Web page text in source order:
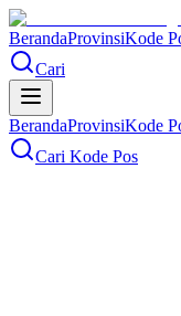
BerandaProvinsiKode
Cari
BerandaProvinsiKode
Cari Kode Pos